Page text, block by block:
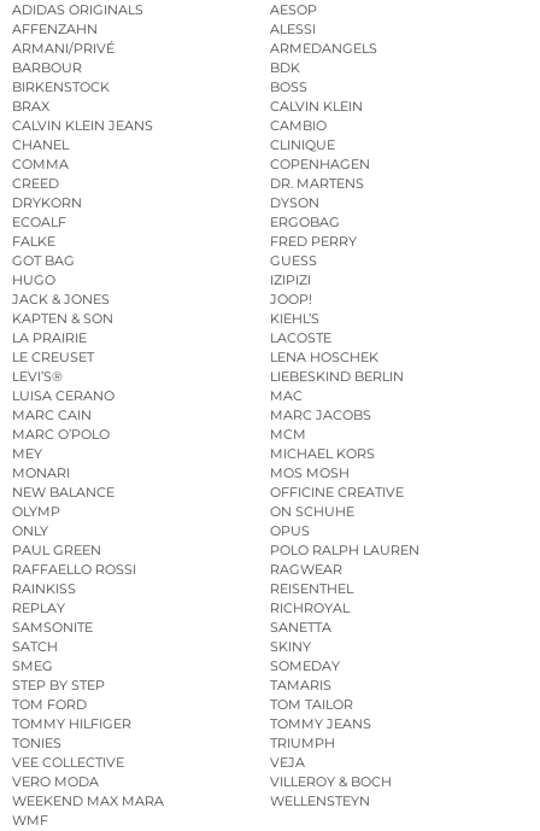
ADIDAS ORIGINALS
AESOP
AFFENZAHN
ALESSI
ARMANI/PRIVÉ
ARMEDANGELS
BARBOUR
BDK
BIRKENSTOCK
BOSS
BRAX
CALVIN KLEIN
CALVIN KLEIN JEANS
CAMBIO
CHANEL
CLINIQUE
COMMA
COPENHAGEN
CREED
DR. MARTENS
DRYKORN
DYSON
ECOALF
ERGOBAG
FALKE
FRED PERRY
GOT BAG
GUESS
HUGO
IZIPIZI
JACK & JONES
JOOP!
KAPTEN & SON
KIEHL’S
LA PRAIRIE
LACOSTE
LE CREUSET
LENA HOSCHEK
LEVI’S®
LIEBESKIND BERLIN
LUISA CERANO
MAC
MARC CAIN
MARC JACOBS
MARC O’POLO
MCM
MEY
MICHAEL KORS
MONARI
MOS MOSH
NEW BALANCE
OFFICINE CREATIVE
OLYMP
ON SCHUHE
ONLY
OPUS
PAUL GREEN
POLO RALPH LAUREN
RAFFAELLO ROSSI
RAGWEAR
RAINKISS
REISENTHEL
REPLAY
RICHROYAL
SAMSONITE
SANETTA
SATCH
SKINY
SMEG
SOMEDAY
STEP BY STEP
TAMARIS
TOM FORD
TOM TAILOR
TOMMY HILFIGER
TOMMY JEANS
TONIES
TRIUMPH
VEE COLLECTIVE
VEJA
VERO MODA
VILLEROY & BOCH
WEEKEND MAX MARA
WELLENSTEYN
WMF